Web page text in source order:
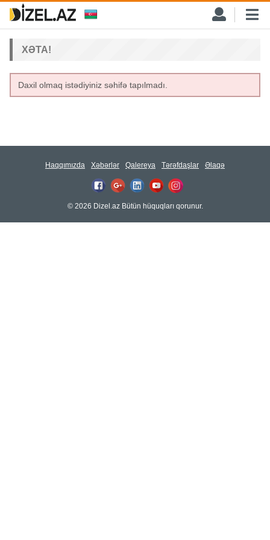
XƏTA!
Daxil olmaq istədiyiniz səhifə tapılmadı.
Haqqımızda Xəbərlər Qalereya Tərəfdaşlar Əlaqə
© 2026 Dizel.az Bütün hüquqları qorunur.